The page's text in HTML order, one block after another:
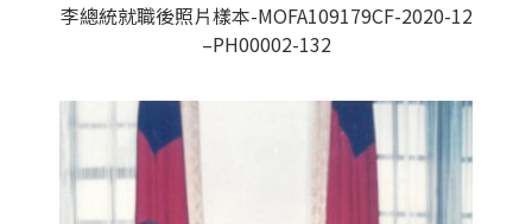
李總統就職後照片樣本-MOFA109179CF-2020-12
–PH00002-132